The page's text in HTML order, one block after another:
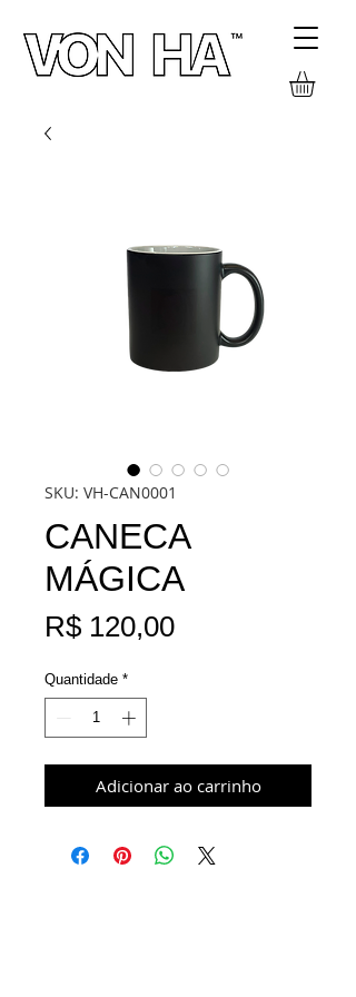
SKU: VH-CAN0001
CANECA
MÁGICA
R$ 120,00Preço
Quantidade *
Adicionar ao carrinho